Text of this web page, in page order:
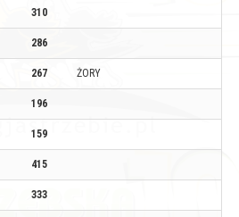
310
286
267 ŻORY
196
159
415
333